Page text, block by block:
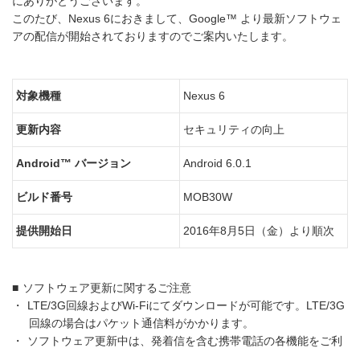
このたび、Nexus 6におきまして、Google™ より最新ソフトウェ
アの配信が開始されておりますのでご案内いたします。
対象機種 Nexus 6
更新内容 セキュリティの向上
Android™ バージョン Android 6.0.1
ビルド番号 MOB30W
提供開始日 2016年8月5日（金）より順次
■ ソフトウェア更新に関するご注意
・
LTE/3G回線およびWi-Fiにてダウンロードが可能です。LTE/3G
回線の場合はパケット通信料がかかります。
・
ソフトウェア更新中は、発着信を含む携帯電話の各機能をご利